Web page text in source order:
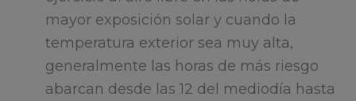
mayor exposición solar y cuando la
temperatura exterior sea muy alta,
generalmente las horas de más riesgo
abarcan desde las 12 del mediodía hasta